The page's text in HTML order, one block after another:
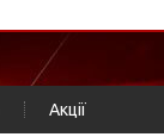
Акції